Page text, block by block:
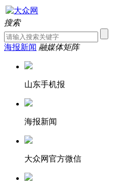
搜索
海报新闻 融媒体矩阵
山东手机报
海报新闻
大众网官方微信